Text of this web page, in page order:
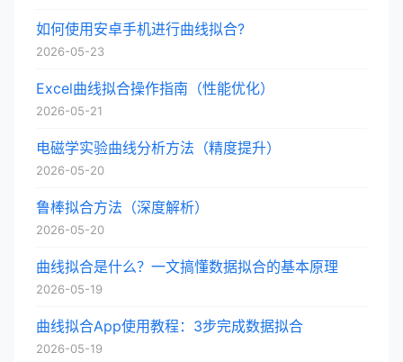
如何使用安卓手机进行曲线拟合?
2026-05-23
Excel曲线拟合操作指南（性能优化）
2026-05-21
电磁学实验曲线分析方法（精度提升）
2026-05-20
鲁棒拟合方法（深度解析）
2026-05-20
曲线拟合是什么？一文搞懂数据拟合的基本原理
2026-05-19
曲线拟合App使用教程：3步完成数据拟合
2026-05-19